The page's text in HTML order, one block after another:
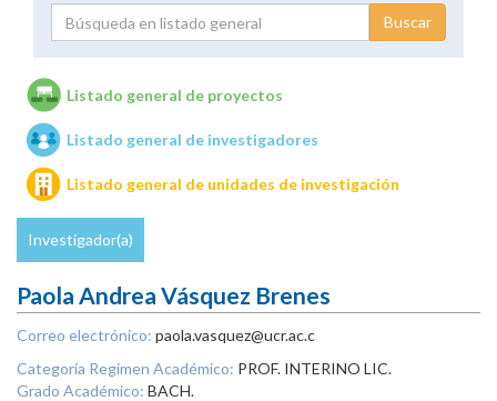
Unidades de investigación
Listado general de proyectos
Listado general de investigadores
Listado general de unidades de investigación
Investigador(a)
Paola Andrea Vásquez Brenes
Correo electrónico: paola.vasquez@ucr.ac.c
Categoría Regimen Académico: PROF. INTERINO LIC.
Grado Académico: BACH.